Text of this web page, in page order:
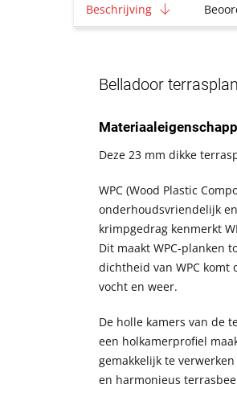
Beschrijving
Belladoor
Deze 23 mm dikke
WPC (Wood Plastic
onderhoudsvriendelijk
krimpgedrag kenmerkt
Dit maakt WPC-planken
dichtheid van WPC
vocht en weer.
De holle kamers van de
een holkamerprofiel
gemakkelijk te
en harmonieus